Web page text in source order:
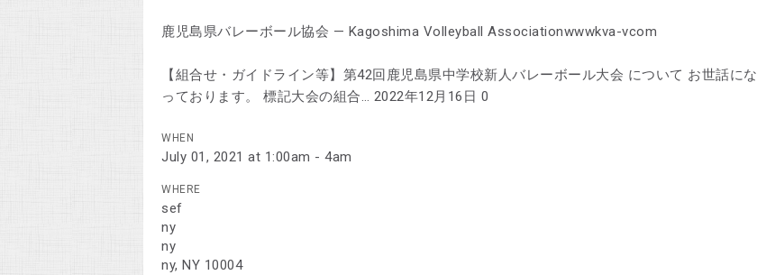
鹿児島県バレーボール協会 — Kagoshima Volleyball Associationwwwkva-vcom
【組合せ・ガイドライン等】第42回鹿児島県中学校新人バレーボール大会 について お世話にな
っております。 標記大会の組合… 2022年12月16日 0
WHEN
July 01, 2021 at 1:00am - 4am
WHERE
sef
ny
ny
ny, NY 10004